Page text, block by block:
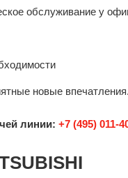
обслуживание у
новые
линии: +7 (495) 011-